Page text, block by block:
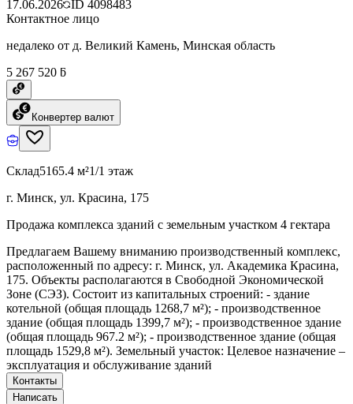
17.06.2026 ID 4098483
Контактное лицо
недалеко от д. Великий Камень, Минская область
5 267 520 ƃ
Конвертер валют
Склад5165.4 м²1/1 этаж
г. Минск, ул. Красина, 175
Продажа комплекса зданий с земельным участком 4 гектара
Предлагаем Вашему вниманию производственный комплекс,
расположенный по адресу: г. Минск, ул. Академика Красина,
175. Объекты располагаются в Свободной Экономической
Зоне (СЭЗ). Состоит из капитальных строений: - здание
котельной (общая площадь 1268,7 м²); - производственное
здание (общая площадь 1399,7 м²); - производственное здание
(общая площадь 967.2 м²); - производственное здание (общая
площадь 1529,8 м²). Земельный участок: Целевое назначение –
эксплуатация и обслуживание зданий
Контакты
Написать